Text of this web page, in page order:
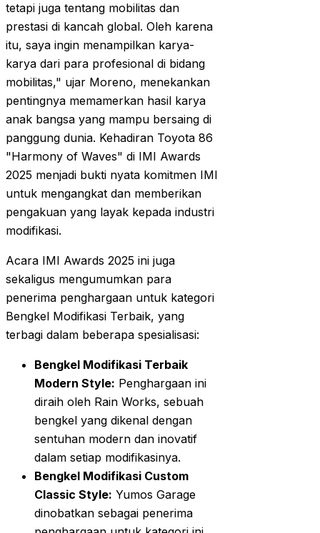
tetapi juga tentang mobilitas dan
prestasi di kancah global. Oleh karena
itu, saya ingin menampilkan karya-
karya dari para profesional di bidang
mobilitas," ujar Moreno, menekankan
pentingnya memamerkan hasil karya
anak bangsa yang mampu bersaing di
panggung dunia. Kehadiran Toyota 86
"Harmony of Waves" di IMI Awards
2025 menjadi bukti nyata komitmen IMI
untuk mengangkat dan memberikan
pengakuan yang layak kepada industri
modifikasi.
Acara IMI Awards 2025 ini juga
sekaligus mengumumkan para
penerima penghargaan untuk kategori
Bengkel Modifikasi Terbaik, yang
terbagi dalam beberapa spesialisasi:
Bengkel Modifikasi Terbaik
Modern Style: Penghargaan ini
diraih oleh Rain Works, sebuah
bengkel yang dikenal dengan
sentuhan modern dan inovatif
dalam setiap modifikasinya.
Bengkel Modifikasi Custom
Classic Style: Yumos Garage
dinobatkan sebagai penerima